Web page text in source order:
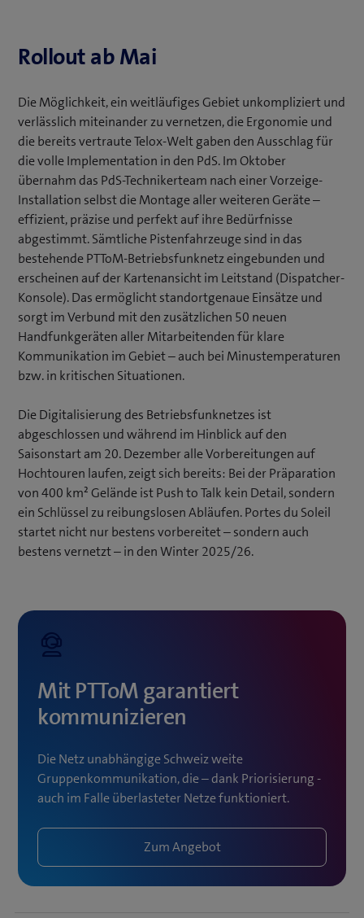
Rollout ab Mai
Die Möglichkeit, ein weitläufiges Gebiet unkompliziert und
verlässlich miteinander zu vernetzen, die Ergonomie und
die bereits vertraute Telox-Welt gaben den Ausschlag für
die volle Implementation in den PdS. Im Oktober
übernahm das PdS-Technikerteam nach einer Vorzeige-
Installation selbst die Montage aller weiteren Geräte –
effizient, präzise und perfekt auf ihre Bedürfnisse
abgestimmt. Sämtliche Pistenfahrzeuge sind in das
bestehende PTToM-Betriebsfunknetz eingebunden und
erscheinen auf der Kartenansicht im Leitstand (Dispatcher-
Konsole). Das ermöglicht standortgenaue Einsätze und
sorgt im Verbund mit den zusätzlichen 50 neuen
Handfunkgeräten aller Mitarbeitenden für klare
Kommunikation im Gebiet – auch bei Minustemperaturen
bzw. in kritischen Situationen.
Die Digitalisierung des Betriebsfunknetzes ist
abgeschlossen und während im Hinblick auf den
Saisonstart am 20. Dezember alle Vorbereitungen auf
Hochtouren laufen, zeigt sich bereits: Bei der Präparation
von 400 km² Gelände ist Push to Talk kein Detail, sondern
ein Schlüssel zu reibungslosen Abläufen. Portes du Soleil
startet nicht nur bestens vorbereitet – sondern auch
bestens vernetzt – in den Winter 2025/26.
Mit PTToM garantiert
kommunizieren
Die Netz unabhängige Schweiz weite
Gruppenkommunikation, die – dank Priorisierung -
auch im Falle überlasteter Netze funktioniert.
Zum Angebot